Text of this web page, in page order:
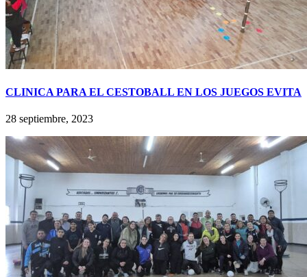
CLINICA PARA EL CESTOBALL EN LOS JUEGOS EVITA
28 septiembre, 2023